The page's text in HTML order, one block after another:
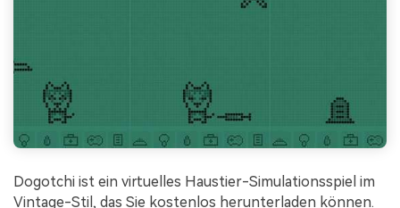
Dogotchi ist ein virtuelles Haustier-Simulationsspiel im
Vintage-Stil, das Sie kostenlos herunterladen können.